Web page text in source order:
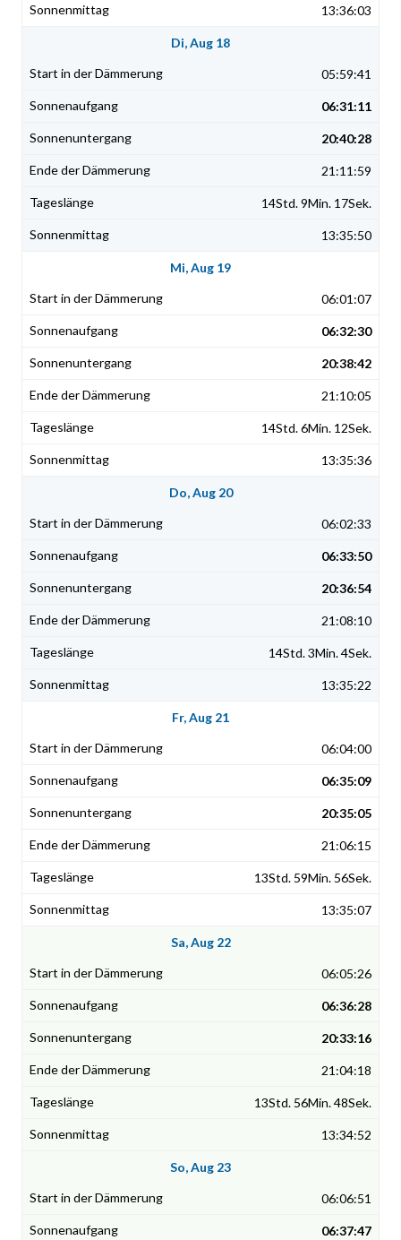
13:36:03
Di, Aug 18
05:59:41
06:31:11
20:40:28
21:11:59
14Std. 9Min. 17Sek.
13:35:50
Mi, Aug 19
06:01:07
06:32:30
20:38:42
21:10:05
14Std. 6Min. 12Sek.
13:35:36
Do, Aug 20
06:02:33
06:33:50
20:36:54
21:08:10
14Std. 3Min. 4Sek.
13:35:22
Fr, Aug 21
06:04:00
06:35:09
20:35:05
21:06:15
13Std. 59Min. 56Sek.
13:35:07
Sa, Aug 22
06:05:26
06:36:28
20:33:16
21:04:18
13Std. 56Min. 48Sek.
13:34:52
So, Aug 23
06:06:51
06:37:47